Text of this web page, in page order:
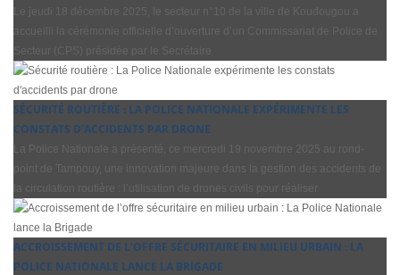
Le jeudi 18 décembre 2025, le secteur n°10 de la ville de Koudougou a
accueilli la cérémonie officielle d’ouverture d’un Commissariat de Police de
Secteur (CPS) présidée par le Secrétaire
SÉCURITÉ ROUTIÈRE : LA POLICE NATIONALE EXPÉRIMENTE LES
CONSTATS D'ACCIDENTS PAR DRONE
La Police Nationale a présenté, ce mercredi 19 novembre 2025 au rond-
point de Tampouy, une innovation majeure dans la gestion des accidents de
la circulation routière : l’utilisation de drones civils pour réaliser
ACCROISSEMENT DE L’OFFRE SÉCURITAIRE EN MILIEU URBAIN : LA
POLICE NATIONALE LANCE LA BRIGADE